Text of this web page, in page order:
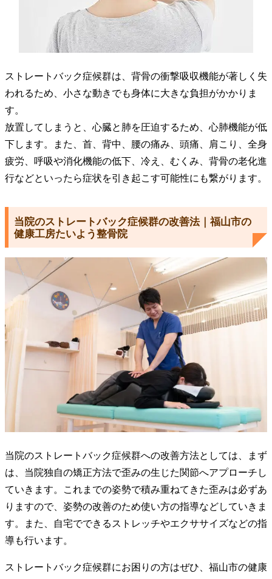
ストレートバック症候群は、背骨の衝撃吸収機能が著しく失
われるため、小さな動きでも身体に大きな負担がかかりま
す。
放置してしまうと、心臓と肺を圧迫するため、心肺機能が低
下します。また、首、背中、腰の痛み、頭痛、肩こり、全身
疲労、呼吸や消化機能の低下、冷え、むくみ、背骨の老化進
行などといったら症状を引き起こす可能性にも繋がります。
当院のストレートバック症候群の改善法｜福山市の
健康工房たいよう整骨院
当院のストレートバック症候群への改善方法としては、まず
は、当院独自の矯正方法で歪みの生じた関節へアプローチし
ていきます。これまでの姿勢で積み重ねてきた歪みは必ずあ
りますので、姿勢の改善のため使い方の指導などしていきま
す。また、自宅でできるストレッチやエクササイズなどの指
導も行います。
ストレートバック症候群にお困りの方はぜひ、福山市の健康